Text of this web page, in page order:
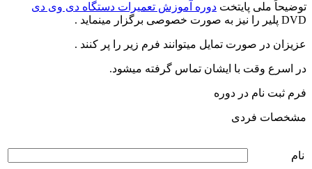
توضیحاً ملی پایتخت دوره آموزش تعمیرات دستگاه دی وی دی
DVD پلیر را نیز به صورت خصوصی برگزار مینماید .
عزیزان در صورت تمایل میتوانند فرم زیر را پر کنند .
در اسرع وقت با ایشان تماس گرفته میشود.
فرم ثبت نام در دوره
مشخصات فردی
نام